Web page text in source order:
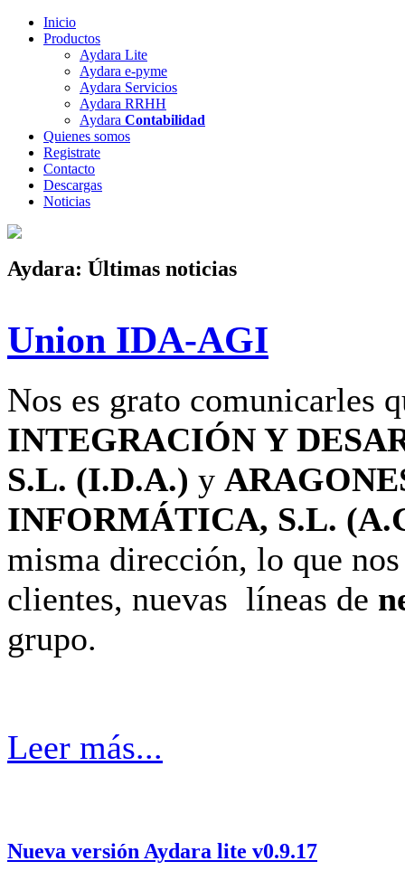
Inicio
Productos
Aydara Lite
Aydara e-pyme
Aydara Servicios
Aydara RRHH
Aydara Contabilidad
Quienes somos
Registrate
Contacto
Descargas
Noticias
Aydara: Últimas noticias
Union IDA-AGI
Nos es grato comunicarles
INTEGRACIÓN Y
S.L. (I.D.A.) y
INFORMÁTICA, S.L.
misma dirección, lo que
clientes, nuevas líneas de
grupo.
Leer más...
Nueva versión Aydara lite v0.9.17